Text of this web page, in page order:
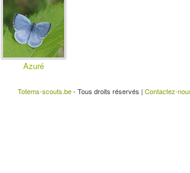
Azuré
Totems-scouts.be- Tous droits réservés | Contactez-